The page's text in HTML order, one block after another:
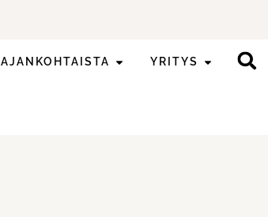
AJANKOHTAISTA YRITYS